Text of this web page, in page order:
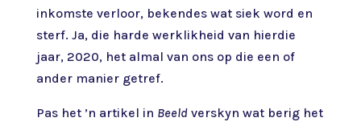
inkomste verloor, bekendes wat siek word en
sterf. Ja, die harde werklikheid van hierdie
jaar, 2020, het almal van ons op die een of
ander manier getref.
Pas het ’n artikel in Beeldverskyn wat berig het